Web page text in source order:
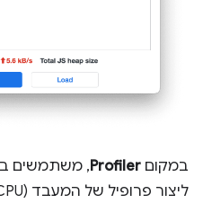
במקום Profiler, משתמשים
ליצור פרופיל של המעבד (CPU).